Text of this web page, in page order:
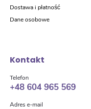
Dostawa i płatność
Dane osobowe
Kontakt
Telefon
+48 604 965 569
Adres e-mail